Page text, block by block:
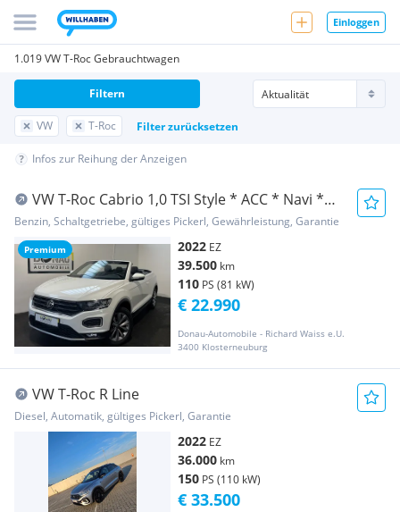
Einloggen
1.019 VW T-Roc Gebrauchtwagen
VW T-Roc Filter zurücksetzen
Filtern
Infos zur Reihung der Anzeigen
Premium
VW T-Roc Cabrio 1,0 TSI Style * ACC * Navi *
Cam *...
Benzin, Schaltgetriebe, gültiges Pickerl, Gewährleistung, Garantie
2022 EZ
39.500 km
110 PS (81 kW)
Donau-Automobile - Richard Waiss e.U.
3400 Klosterneuburg
€ 22.990
VW T-Roc R Line
Diesel, Automatik, gültiges Pickerl, Garantie
2022 EZ
36.000 km
150 PS (110 kW)
€ 33.500